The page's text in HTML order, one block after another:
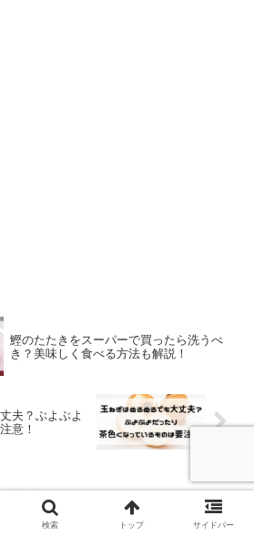
鰹のたたきをスーパーで買ったら洗うべ
き？美味しく食べる方法も解説！
夫？ぶよぶよ
意！
検索 トップ サイドバー